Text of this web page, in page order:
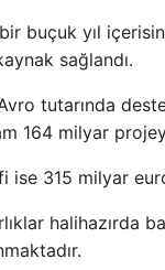
buçuk yıl
sağlandı.
tutarında
164 milyar
ise 315 milyar
halihazırda